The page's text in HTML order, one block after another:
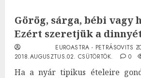
Görög, sárga, bébi vagy
Ezért szeretjük a
EUROASTRA - PETRÁSOVITS
2018.AUGUSZTUS.02. CSÜTÖRTÖK.
0
Ha a nyár tipikus ételeire